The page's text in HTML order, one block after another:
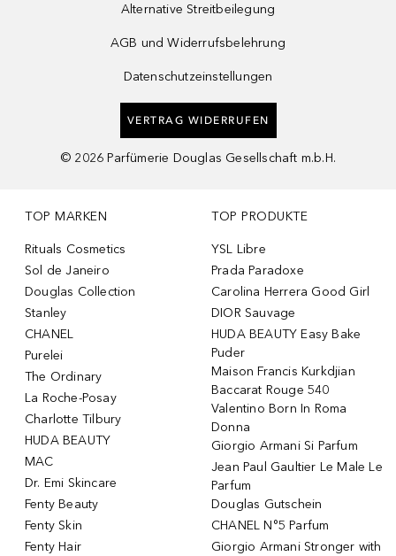
Alternative Streitbeilegung
AGB und Widerrufsbelehrung
Datenschutzeinstellungen
VERTRAG WIDERRUFEN
© 2026 Parfümerie Douglas Gesellschaft m.b.H.
TOP MARKEN
Rituals Cosmetics
Sol de Janeiro
Douglas Collection
Stanley
CHANEL
Purelei
The Ordinary
La Roche-Posay
Charlotte Tilbury
HUDA BEAUTY
MAC
Dr. Emi Skincare
Fenty Beauty
Fenty Skin
Fenty Hair
TOP PRODUKTE
YSL Libre
Prada Paradoxe
Carolina Herrera Good Girl
DIOR Sauvage
HUDA BEAUTY Easy Bake
Puder
Maison Francis Kurkdjian
Baccarat Rouge 540
Valentino Born In Roma
Donna
Giorgio Armani Si Parfum
Jean Paul Gaultier Le Male Le
Parfum
Douglas Gutschein
CHANEL N°5 Parfum
Giorgio Armani Stronger with